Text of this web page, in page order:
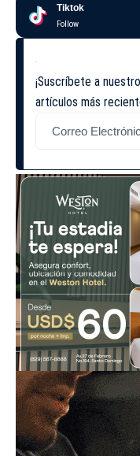
Tiktok
Follow
¡Suscríbete a
artículos más